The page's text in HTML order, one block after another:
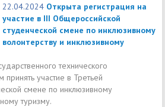
22.04.2024 Открыта регистрация на
участие в III Общероссийской
студенческой смене по инклюзивному
волонтерству и инклюзивному
технического
принять участие в Третьей
смене по инклюзивному
туризму.